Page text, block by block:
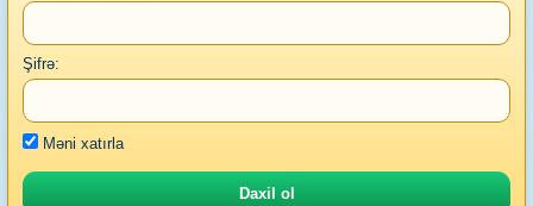
Şifrə:
Məni xatırla